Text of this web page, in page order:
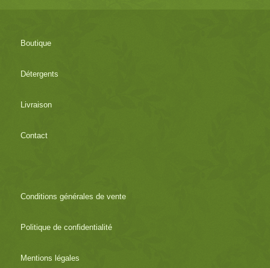
Boutique
Détergents
Livraison
Contact
Conditions générales de vente
Politique de confidentialité
Mentions légales